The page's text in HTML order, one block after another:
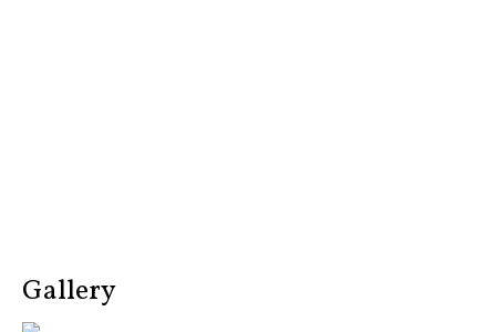
Gallery